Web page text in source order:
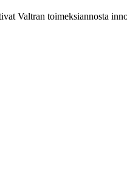
Valtran toimeksiannosta